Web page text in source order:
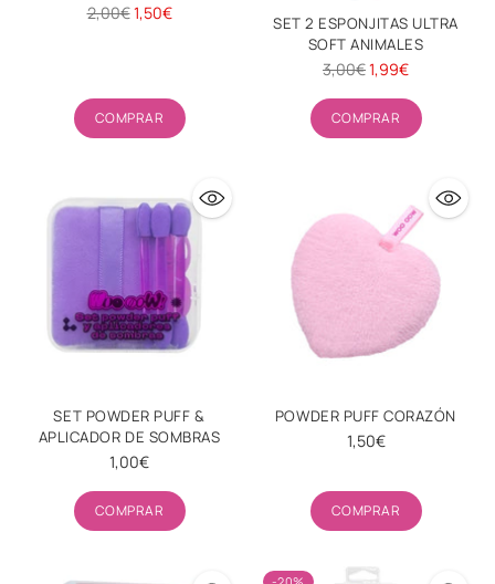
Precio
2,00€1,50€
COMPRAR
Cantidad
SET 2 ESPONJITAS ULTRA
SOFT ANIMALES
Precio
3,00€1,99€
COMPRAR
Cantidad
SET POWDER PUFF &
APLICADOR DE SOMBRAS
1,00€
COMPRAR
Cantidad
POWDER PUFF CORAZÓN
1,50€
COMPRAR
Cantidad